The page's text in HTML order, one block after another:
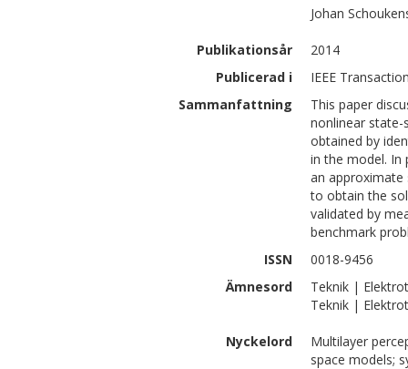
Johan
Publikationsår
2014
Publicerad i
IEEE
Sammanfattning
This paper
nonlinear state-
obtained by
in the model. In
an
to obtain the
validated by
benchmark
ISSN
0018-9456
Ämnesord
Teknik |
Teknik |
Nyckelord
Multilayer
space models;